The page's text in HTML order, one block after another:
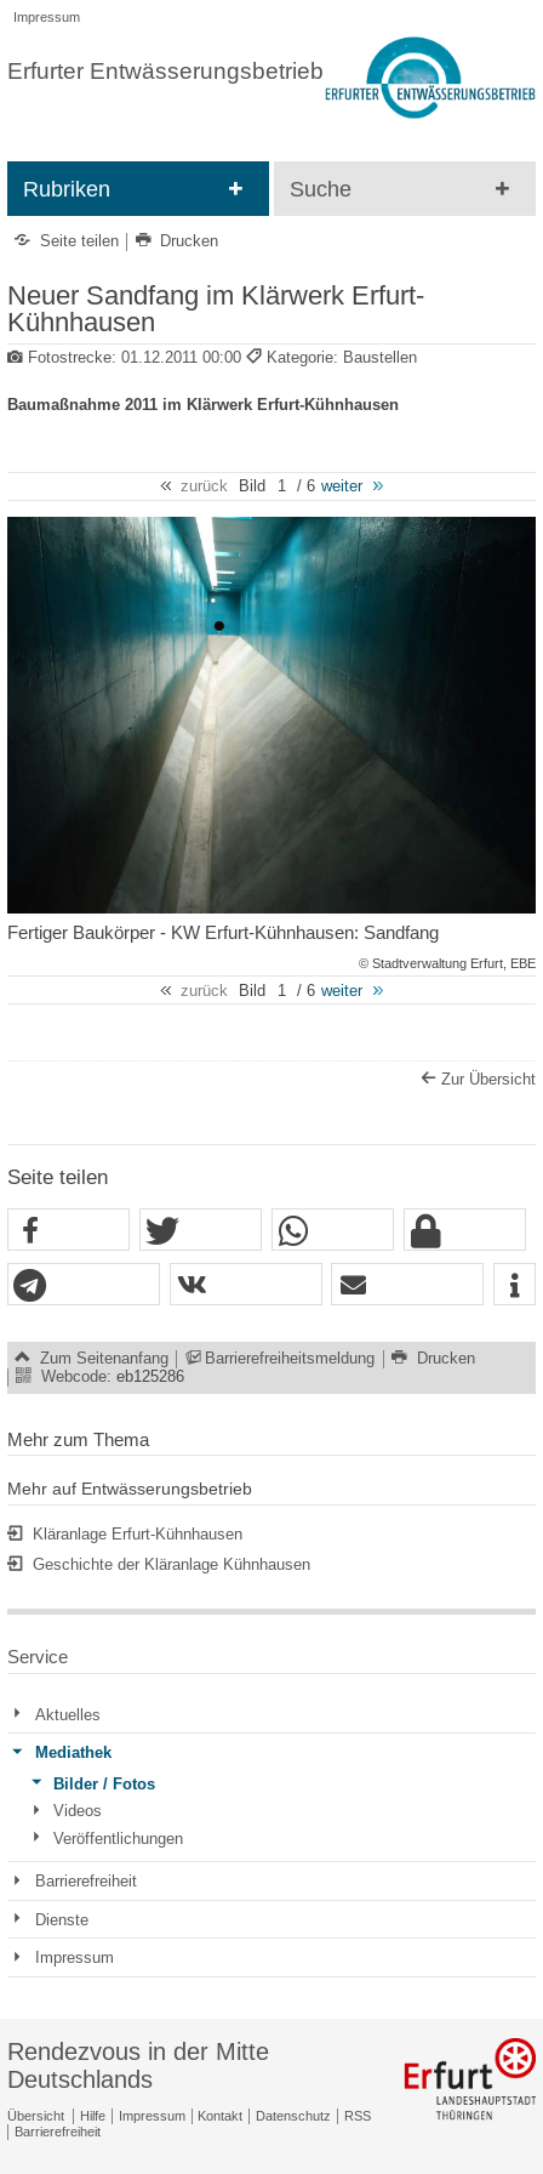
Impressum
Erfurter Entwässerungsbetrieb
Rubriken Suche
Seite teilen Drucken
Neuer Sandfang im Klärwerk Erfurt-
Kühnhausen
Fotostrecke: 01.12.2011 00:00 Kategorie: Baustellen
Baumaßnahme 2011 im Klärwerk Erfurt-Kühnhausen
zurück Bild 1 / 6 weiter
Fertiger Baukörper - KW Erfurt-Kühnhausen: Sandfang
© Stadtverwaltung Erfurt, EBE
zurück Bild 1 / 6 weiter
Zur Übersicht
Seite teilen
Zum Seitenanfang Barrierefreiheitsmeldung
Drucken
Webcode: eb125286
Mehr zum Thema
Mehr auf Entwässerungsbetrieb
Kläranlage Erfurt-Kühnhausen
Geschichte der Kläranlage Kühnhausen
Service
Aktuelles
Mediathek
Bilder / Fotos
Videos
Veröffentlichungen
Barrierefreiheit
Dienste
Impressum
Rendezvous in der Mitte
Deutschlands
Übersicht Hilfe Impressum Kontakt Datenschutz
RSS
Barrierefreiheit